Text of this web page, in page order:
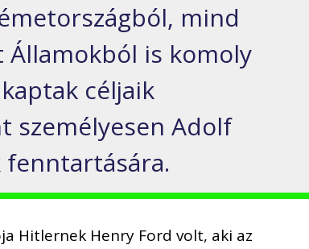
mind
Államokból is komoly
céljaik
személyesen Adolf
Hitlernek Henry Ford volt, aki az